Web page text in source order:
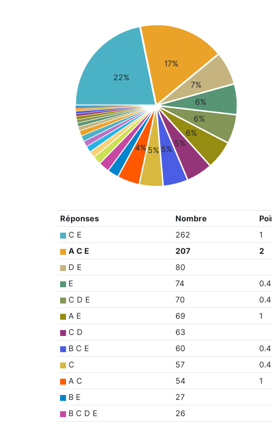
22%
17%
7%
6%
6%
6%
5%
5%
5%
4%
Réponses Nombre
C E
262
1
A C E
207
2
D E
80
E
74
0.4
C D E
70
0.4
A E
69
1
C D
63
B C E
60
0.4
C
57
0.4
A C
54
1
B E
27
B C D E
26